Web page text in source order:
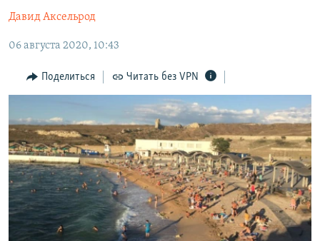
ВернутсяИНТЕРАКТИВ
ИНФОГРАФИКА
ТЕЛЕПРОЕКТ КРЫМ.РЕАЛИИ
СОВЕТЫ ПРАВОЗАЩИТНИКОВ
ПРОПАВШИЕ БЕЗ ВЕСТИ
ПОБЕДИТЕЛЕЙ НЕ СУДЯТ?
КРЫМ.НЕПОКОРЕННЫЙ
ELIFBE
УКРАИНСКАЯ ПРОБЛЕМА КРЫМА
РАДІО СВОБОДА
КАК ОБОЙТИ БЛОКИРОВКУ
Qırımtatar
ПРИСОЕДИНЯЙТЕСЬ!
Давид Аксельрод
06 августа 2020, 10:43
Поделиться Читать без VPN